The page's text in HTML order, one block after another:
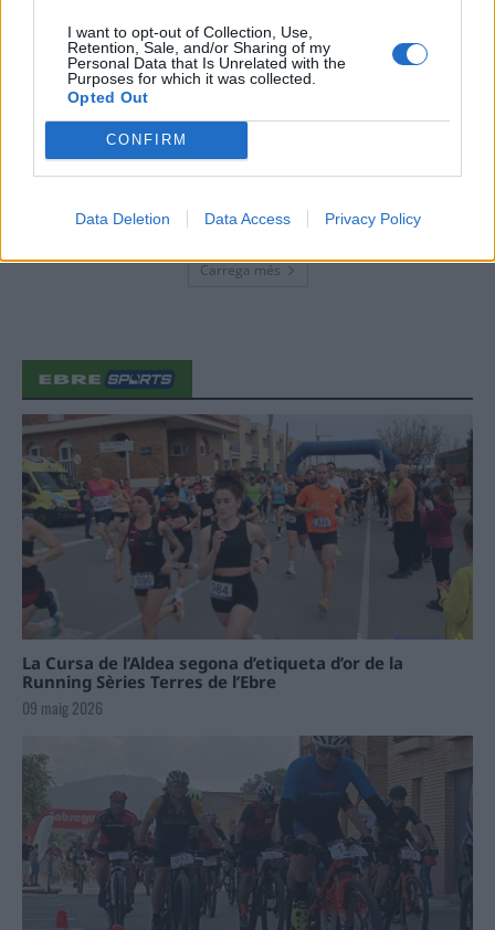
I want to opt-out of Collection, Use,
Retention, Sale, and/or Sharing of my
Personal Data that Is Unrelated with the
Purposes for which it was collected.
Opted Out
CONFIRM
Data Deletion Data Access Privacy Policy
per a gaudir de les Festes Majors
d’Amposta”
31 de juliol de 2026
Blaumut lidera el cartell musical de les
Carrega més
La Cursa de l’Aldea segona d’etiqueta d’or de la
Running Sèries Terres de l’Ebre
09 maig 2026